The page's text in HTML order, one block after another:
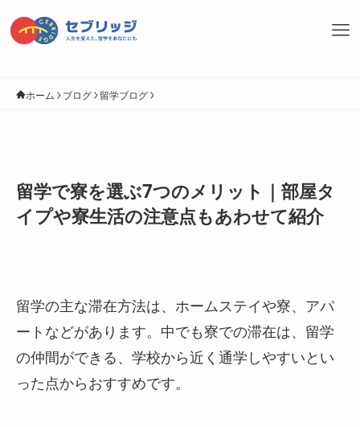
ホーム ブログ 留学ブログ
留学で寮を選ぶ7つのメリット｜部屋タ
イプや寮生活の注意点もあわせて紹介
留学の主な滞在方法は、ホームステイや寮、アパ
ートなどがあります。中でも寮での滞在は、留学
の仲間ができる、学校から近く通学しやすいとい
った点からおすすめです。